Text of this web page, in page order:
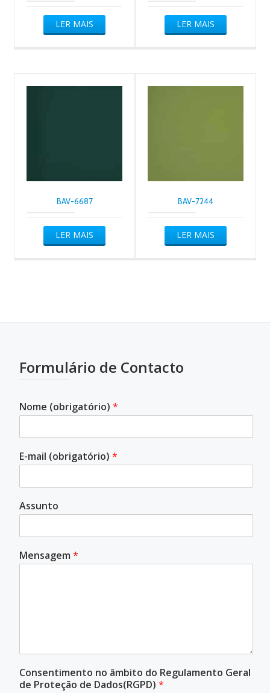
LER MAIS LER MAIS
BAV-6687
LER MAIS
BAV-7244
LER MAIS
Formulário de Contacto
Nome (obrigatório) *
E-mail (obrigatório) *
Assunto
Mensagem *
Consentimento no âmbito do Regulamento Geral
de Proteção de Dados(RGPD) *